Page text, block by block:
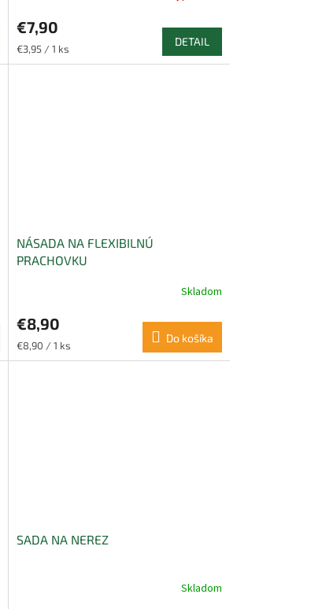
€7,90
Jednotková
cena:
€3,95 / 1 ks
DETAIL
NÁSADA NA FLEXIBILNÚ
PRACHOVKU
Skladom
€8,90
Jednotková
cena:
€8,90 / 1 ks
Do košíka
SADA NA NEREZ
Skladom